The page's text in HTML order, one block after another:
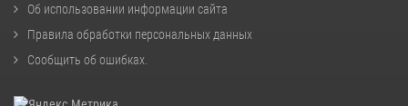
Об использовании информации сайта
Правила обработки персональных данных
Сообщить об ошибках